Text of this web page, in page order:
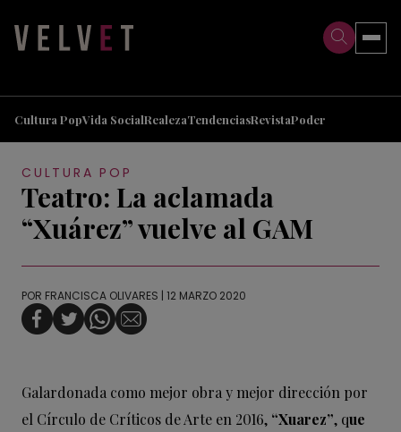
Cultura PopVida SocialRealezaTendenciasRevistaPoder
CULTURA POP
Teatro: La aclamada
“Xuárez” vuelve al GAM
POR FRANCISCA OLIVARES | 12 MARZO 2020
Galardonada como mejor obra y mejor dirección por
el Círculo de Críticos de Arte en 2016, “Xuarez”, que